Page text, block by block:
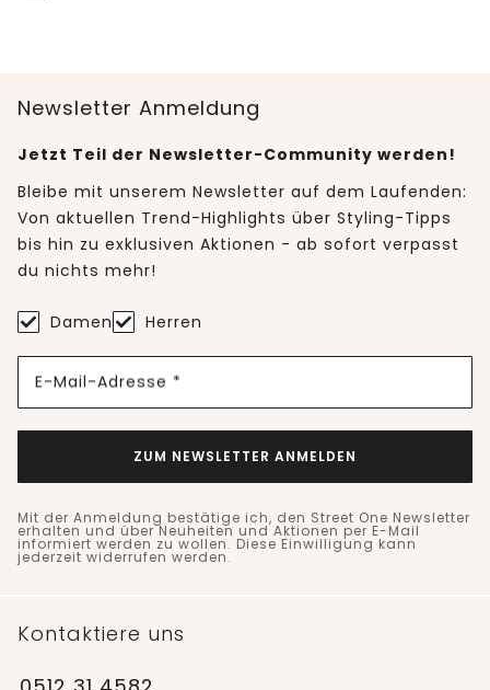
Newsletter Anmeldung
Jetzt Teil der Newsletter-Community werden!
Bleibe mit unserem Newsletter auf dem Laufenden:
Von aktuellen Trend-Highlights über Styling-Tipps
bis hin zu exklusiven Aktionen - ab sofort verpasst
du nichts mehr!
Damen Herren
E-Mail-Adresse *
ZUM NEWSLETTER ANMELDEN
Mit der Anmeldung bestätige ich, den Street One Newsletter
erhalten und über Neuheiten und Aktionen per E-Mail
informiert werden zu wollen. Diese Einwilligung kann
jederzeit widerrufen werden.
Kontaktiere uns